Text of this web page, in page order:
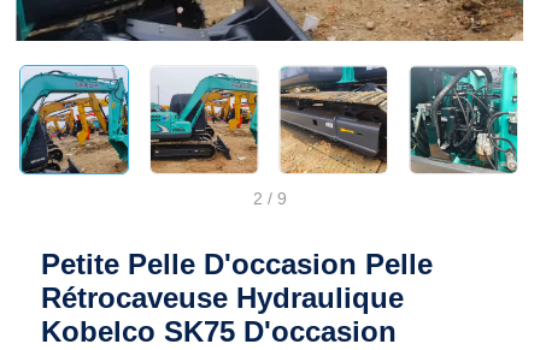
2 / 9
Petite Pelle D'occasion Pelle
Rétrocaveuse Hydraulique
Kobelco SK75 D'occasion